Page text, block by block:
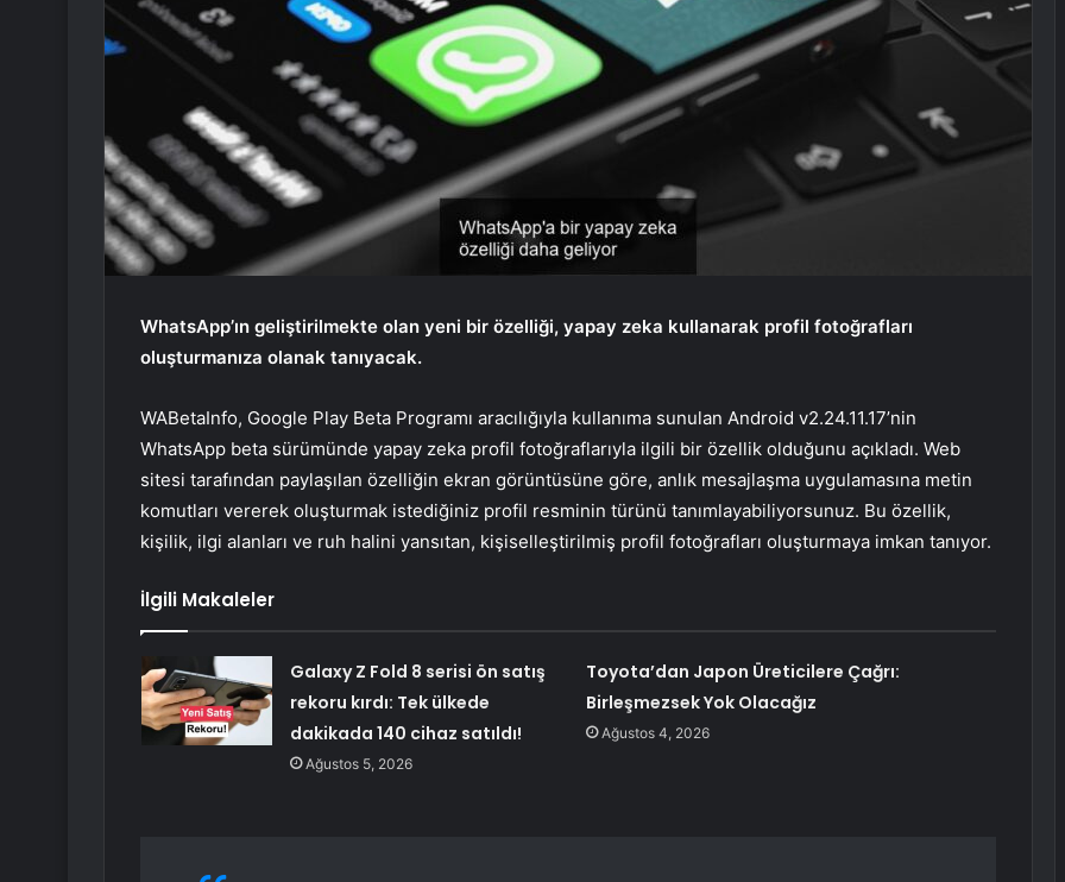
WhatsApp’ın geliştirilmekte olan yeni bir özelliği, yapay zeka kullanarak profil fotoğrafları
oluşturmanıza olanak tanıyacak.
WABetaInfo, Google Play Beta Programı aracılığıyla kullanıma sunulan Android v2.24.11.17’nin
WhatsApp beta sürümünde yapay zeka profil fotoğraflarıyla ilgili bir özellik olduğunu açıkladı. Web
sitesi tarafından paylaşılan özelliğin ekran görüntüsüne göre, anlık mesajlaşma uygulamasına metin
komutları vererek oluşturmak istediğiniz profil resminin türünü tanımlayabiliyorsunuz. Bu özellik,
kişilik, ilgi alanları ve ruh halini yansıtan, kişiselleştirilmiş profil fotoğrafları oluşturmaya imkan tanıyor.
İlgili Makaleler
Galaxy Z Fold 8 serisi ön satış
rekoru kırdı: Tek ülkede
dakikada 140 cihaz satıldı!
Ağustos 5, 2026
Toyota’dan Japon Üreticilere Çağrı:
Birleşmezsek Yok Olacağız
Ağustos 4, 2026